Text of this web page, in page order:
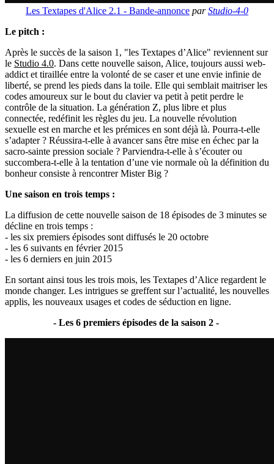
Les Textapes d'Alice 2.1 - Bande-annonce parStudio-4-0
Le pitch :
Après le succès de la saison 1, "les Textapes d’Alice" reviennent sur
le Studio 4.0. Dans cette nouvelle saison, Alice, toujours aussi web-
addict et tiraillée entre la volonté de se caser et une envie infinie de
liberté, se prend les pieds dans la toile. Elle qui semblait maitriser les
codes amoureux sur le bout du clavier va petit à petit perdre le
contrôle de la situation. La génération Z, plus libre et plus
connectée, redéfinit les règles du jeu. La nouvelle révolution
sexuelle est en marche et les prémices en sont déjà là. Pourra‐t‐elle
s’adapter ? Réussira‐t‐elle à avancer sans être mise en échec par la
sacro‐sainte pression sociale ? Parviendra‐t‐elle à s’écouter ou
succombera‐t‐elle à la tentation d’une vie normale où la définition du
bonheur consiste à rencontrer Mister Big ?
Une saison en trois temps :
La diffusion de cette nouvelle saison de 18 épisodes de 3 minutes se
décline en trois temps :
- les six premiers épisodes sont diffusés le 20 octobre
- les 6 suivants en février 2015
- les 6 derniers en juin 2015
En sortant ainsi tous les trois mois, les Textapes d’Alice regardent le
monde changer. Les intrigues se greffent sur l’actualité, les nouvelles
applis, les nouveaux usages et codes de séduction en ligne.
- Les 6 premiers épisodes de la saison 2 -